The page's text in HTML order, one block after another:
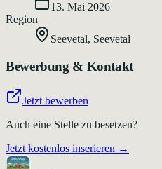
13. Mai 2026
Region
Seevetal, Seevetal
Bewerbung & Kontakt
Jetzt bewerben
Auch eine Stelle zu besetzen?
Jetzt kostenlos inserieren →